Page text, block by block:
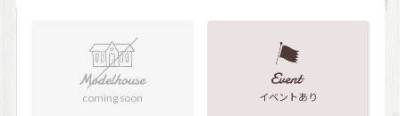
coming soon イベントあり